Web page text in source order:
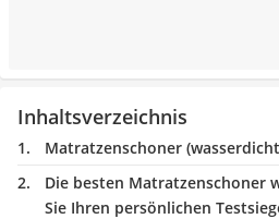
Inhaltsverzeichnis
Matratzenschoner
Die besten Matratzenschoner
Sie Ihren persönlichen